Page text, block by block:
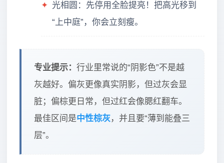
✦ 光相圆：先停用全脸提亮！把高光移到
“上中庭”，你会立刻瘦。
专业提示： 行业里常说的“阴影色”不是越
灰越好。偏灰更像真实阴影，但过灰会显
脏；偏棕更日常，但过红会像腮红翻车。
最佳区间是中性棕灰，并且要“薄到能叠三
层”。